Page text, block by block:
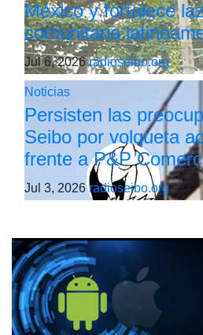
México y fortalece
comunitaria
Jul 6, 2026radioseibo.org
Noticias
Persisten las
Seibo por volqueta
frente a P&P
Jul 3, 2026radioseibo.org